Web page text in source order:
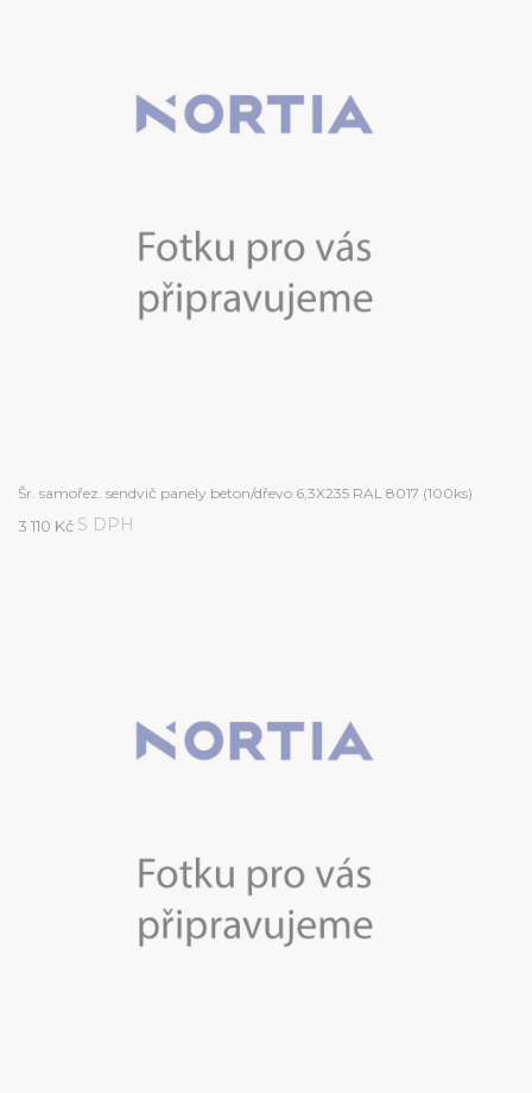
Šr. samořez. sendvič panely beton/dřevo 6,3X235 RAL 8017 (100ks)
3 110 Kč S DPH